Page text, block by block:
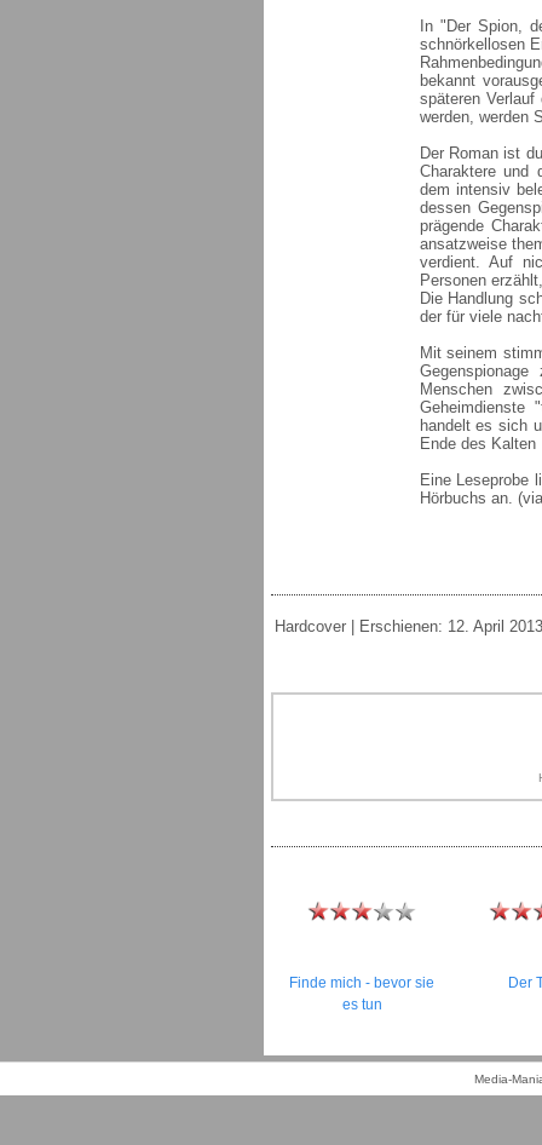
In "Der Spion,
schnörkellosen
bekannt
späteren
werden, werden
Der Roman ist
Charaktere und
dem intensiv
dessen
prägende
ansatzweise
verdient. Auf
Personen
Die Handlung
der für viele
Mit seinem
Menschen
Geheimdienste
handelt es sich
Ende des
Eine Leseprobe
Hörbuchs an.
Hardcover | Erschienen: 12. April
Finde mich - bevor sie
es tun
Der
Media-